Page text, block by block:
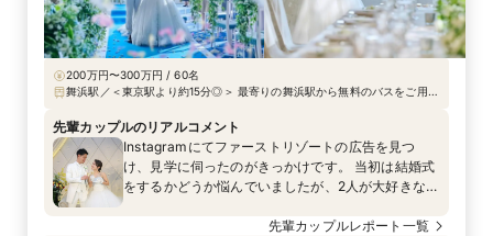
200万円〜300万円 / 60名
舞浜駅／＜東京駅より約15分◎＞ 最寄りの舞浜駅から無料のバスをご用
約4分 JR舞浜駅よりディズニーリゾートライン2駅目下車、無料シャトル
バス約3分 ◆車の場合 首都高速湾岸線葛西・浦安ICより車約10分
先輩カップルのリアルコメント
Instagramにてファーストリゾートの広告を見つ
け、見学に伺ったのがきっかけです。 当初は結婚式
をするかどうか悩んでいましたが、2人が大好きな舞
結婚式ができることを知り、ファーストリゾートを
先輩カップルレポート一覧